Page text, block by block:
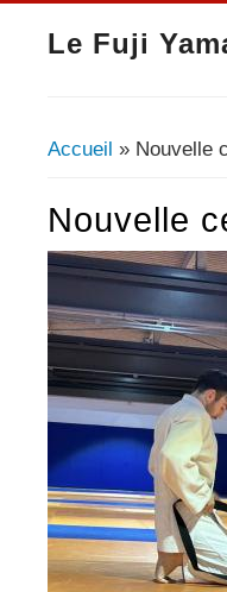
Le Fuji
Accueil » Nouvelle
Nouvelle